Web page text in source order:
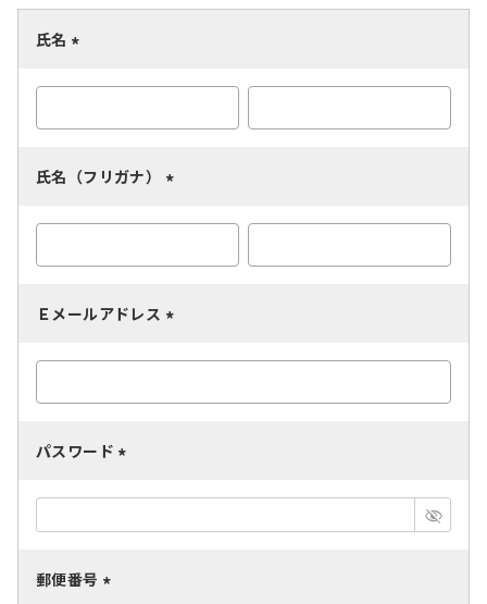
氏名
必
氏名（フリガナ）
必
Ｅメールアドレス
必
パスワード
必
須
郵便番号